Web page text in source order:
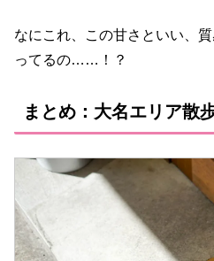
なにこれ、この甘さといい、
ってるの……！？
まとめ：大名エリア散